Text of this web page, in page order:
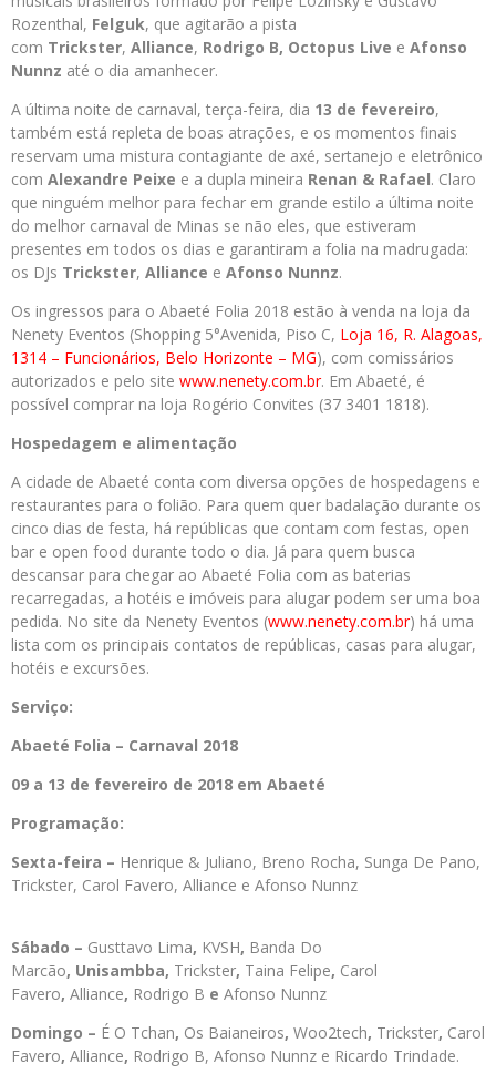
Rozenthal, Felguk, que agitarão a pista
com Trickster, Alliance, Rodrigo B, Octopus Live e Afonso
Nunnz até o dia amanhecer.
A última noite de carnaval, terça-feira, dia 13 de fevereiro,
também está repleta de boas atrações, e os momentos finais
reservam uma mistura contagiante de axé, sertanejo e eletrônico
com Alexandre Peixe e a dupla mineira Renan & Rafael. Claro
que ninguém melhor para fechar em grande estilo a última noite
do melhor carnaval de Minas se não eles, que estiveram
presentes em todos os dias e garantiram a folia na madrugada:
os DJs Trickster, Alliance e Afonso Nunnz.
Os ingressos para o Abaeté Folia 2018 estão à venda na loja da
Nenety Eventos (Shopping 5°Avenida, Piso C, Loja 16, R. Alagoas,
1314 – Funcionários, Belo Horizonte – MG), com comissários
autorizados e pelo site www.nenety.com.br. Em Abaeté, é
possível comprar na loja Rogério Convites (37 3401 1818).
Hospedagem e alimentação
A cidade de Abaeté conta com diversa opções de hospedagens e
restaurantes para o folião. Para quem quer badalação durante os
cinco dias de festa, há repúblicas que contam com festas, open
bar e open food durante todo o dia. Já para quem busca
descansar para chegar ao Abaeté Folia com as baterias
recarregadas, a hotéis e imóveis para alugar podem ser uma boa
pedida. No site da Nenety Eventos (www.nenety.com.br) há uma
lista com os principais contatos de repúblicas, casas para alugar,
hotéis e excursões.
Serviço:
Abaeté Folia – Carnaval 2018
09 a 13 de fevereiro de 2018 em Abaeté
Programação:
Sexta-feira – Henrique & Juliano, Breno Rocha, Sunga De Pano,
Trickster, Carol Favero, Alliance e Afonso Nunnz
Sábado – Gusttavo Lima, KVSH, Banda Do
Marcão, Unisambba, Trickster, Taina Felipe, Carol
Favero, Alliance, Rodrigo B e Afonso Nunnz
Domingo – É O Tchan, Os Baianeiros, Woo2tech, Trickster, Carol
Favero, Alliance, Rodrigo B, Afonso Nunnz e Ricardo Trindade.